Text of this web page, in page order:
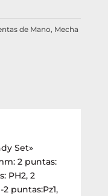
de Mano, Mecha
Set»
2 puntas:
PH2, 2
puntas:Pz1,